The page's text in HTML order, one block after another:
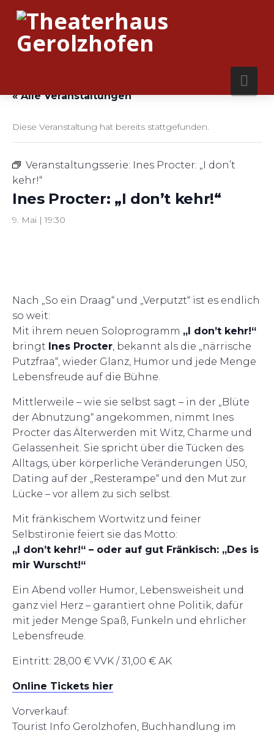
« Alle Veranstaltungen
Diese Veranstaltung hat bereits stattgefunden.
Veranstaltungsserie: Ines Procter: „I don’t
kehr!“
Ines Procter: „I don’t kehr!“
9. Mai | 19:30
Nach „So ein Draag“ und „Verputzt“ ist es endlich
so weit:
Mit ihrem neuen Soloprogramm „I don’t kehr!“
bringt Ines Procter, bekannt als die „närrische
Putzfraa“, wieder Glanz, Humor und jede Menge
Lebensfreude auf die Bühne.
Mittlerweile – wie sie selbst sagt – in der „Blüte
der Abnutzung“ angekommen, nimmt Ines
Procter das Älterwerden mit Witz, Charme und
Gelassenheit. Sie spricht über die Tücken des
Alltags, über körperliche Veränderungen Ü50,
Dating auf der „Resterampe“ und den Mut zur
Lücke – vor allem zu sich selbst.
Mit fränkischem Wortwitz und feiner
Selbstironie feiert sie das Motto:
„I don’t kehr!“ – oder auf gut Fränkisch: „Des is
mir Wurscht!“
Ein Abend voller Humor, Lebensweisheit und
ganz viel Herz – garantiert ohne Politik, dafür
mit jeder Menge Spaß, Funkeln und ehrlicher
Lebensfreude.
Eintritt: 28,00 € VVK / 31,00 € AK
Online Tickets hier
Vorverkauf:
Tourist Info Gerolzhofen, Buchhandlung im